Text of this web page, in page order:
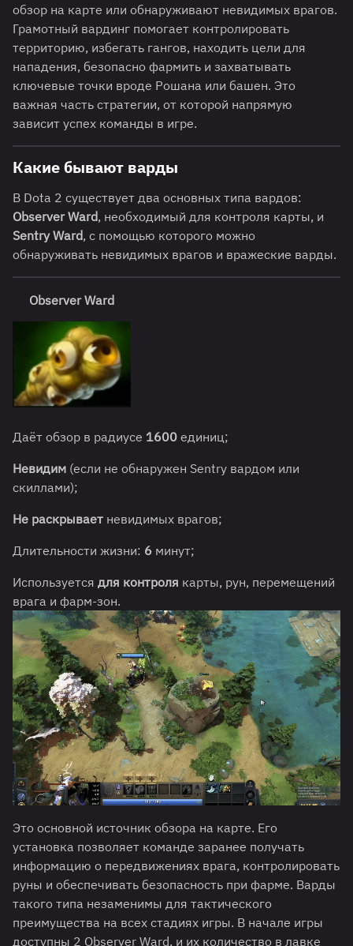
обзор на карте или обнаруживают невидимых врагов.
Грамотный вардинг помогает контролировать
территорию, избегать гангов, находить цели для
нападения, безопасно фармить и захватывать
ключевые точки вроде Рошана или башен. Это
важная часть стратегии, от которой напрямую
зависит успех команды в игре.
Какие бывают варды
В Dota 2 существует два основных типа вардов:
Observer Ward, необходимый для контроля карты, и
Sentry Ward, с помощью которого можно
обнаруживать невидимых врагов и вражеские варды.
Observer Ward
Даёт обзор в радиусе 1600 единиц;
Невидим (если не обнаружен Sentry вардом или
скиллами);
Не раскрывает невидимых врагов;
Длительности жизни: 6 минут;
Используется для контроля карты, рун, перемещений
врага и фарм-зон.
Это основной источник обзора на карте. Его
установка позволяет команде заранее получать
информацию о передвижениях врага, контролировать
руны и обеспечивать безопасность при фарме. Варды
такого типа незаменимы для тактического
преимущества на всех стадиях игры. В начале игры
доступны 2 Observer Ward, и их количество в лавке